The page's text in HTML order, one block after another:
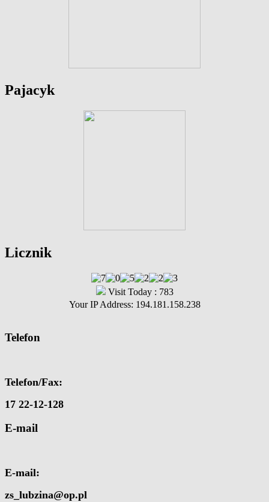
Pajacyk
Licznik
Visit Today : 783
Your IP Address: 194.181.158.238
Telefon
Telefon/Fax:
17 22-12-128
E-mail
E-mail:
zs_lubzina@op.pl